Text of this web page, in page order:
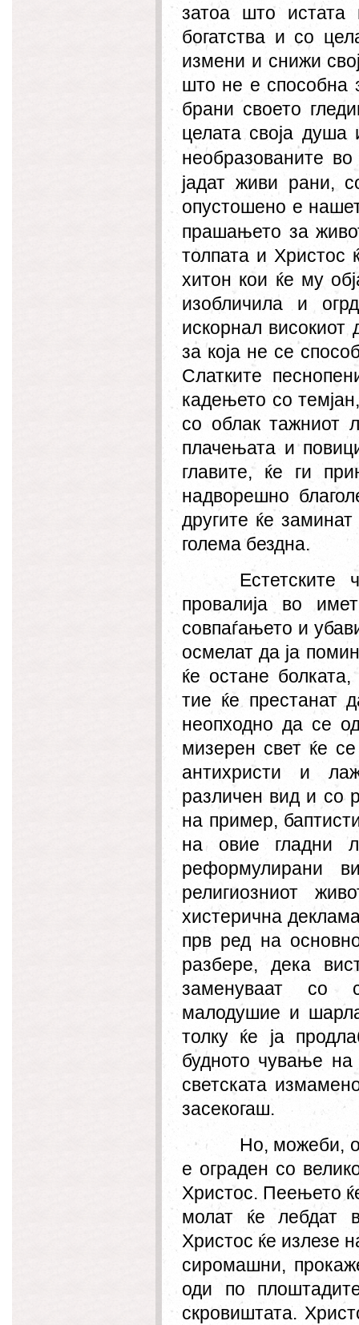
затоа што истата
богатства и со
измени и снижи
што не е способна
брани своето
целата своја душа
необразованите
јадат живи рани,
опустошено е
прашањето за
толпата и Христос
хитон кои ќе му
изобличила и огрд
искорнал
за која не се
Слатките
кадењето со
со облак тажниот
плачењата и
главите, ќе ги при
надворешно
другите ќе
голема бездна.
Естетските
провалија во име
совпаѓањето и
осмелат да ја
ќе остане болката,
тие ќе престанат
неопходно да се
мизерен свет ќе
антихристи и
различен вид и со
на пример,
на овие гладни
реформулирани
религиозниот
хистерична
прв ред на
разбере, дека
заменуваат со
малодушие и
толку ќе ја продла
будното чување
светската
засекогаш.
Но, можеби,
е ограден со
Христос. Пеењето
молат ќе лебдат
Христос ќе излезе
сиромашни,
оди по
скровиштата.